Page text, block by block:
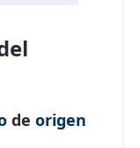
de origen